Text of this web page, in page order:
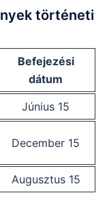
történeti
Befejezési
dátum
Június 15
December 15
Augusztus 15